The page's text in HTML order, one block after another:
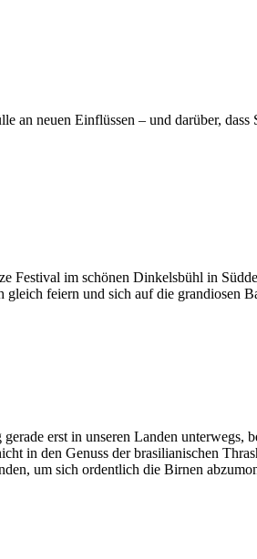
an neuen Einflüssen – und darüber,
Festival im schönen Dinkelsbühl in
feiern und sich auf die grandiosen
erst in unseren Landen unterwegs,
in den Genuss der brasilianischen
um sich ordentlich die Birnen